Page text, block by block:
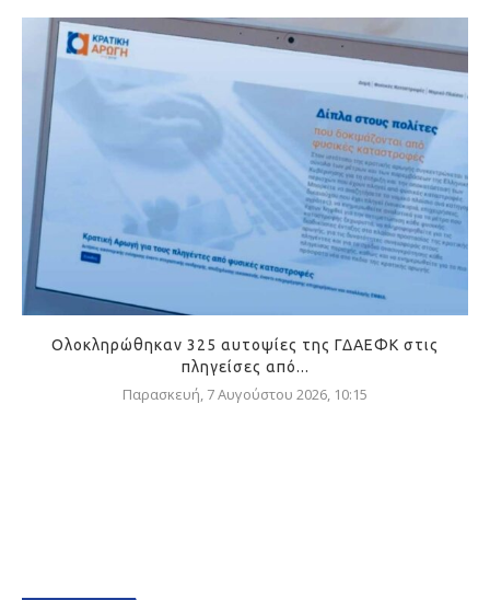
Ολοκληρώθηκαν 325 αυτοψίες της ΓΔΑΕΦΚ στις
πληγείσες από...
Παρασκευή, 7 Αυγούστου 2026, 10:15